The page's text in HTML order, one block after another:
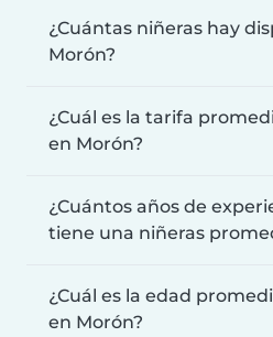
¿Cuántas niñeras hay
Morón?
¿Cuál es la tarifa
en Morón?
¿Cuántos años de
tiene una niñeras
¿Cuál es la edad
en Morón?